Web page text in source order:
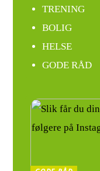
TRENING
BOLIG
HELSE
GODE RÅD